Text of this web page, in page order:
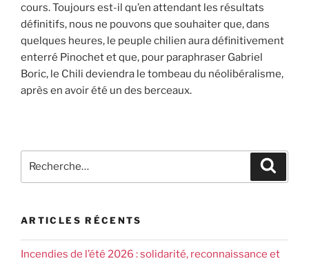
cours. Toujours est-il qu’en attendant les résultats
définitifs, nous ne pouvons que souhaiter que, dans
quelques heures, le peuple chilien aura définitivement
enterré Pinochet et que, pour paraphraser Gabriel
Boric, le Chili deviendra le tombeau du néolibéralisme,
après en avoir été un des berceaux.
ARTICLES RÉCENTS
Incendies de l’été 2026 : solidarité, reconnaissance et